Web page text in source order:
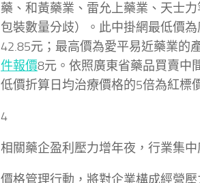
藥、和黃藥業、雷允上藥業、天士
包裝數量分歧）。此中掛網最低價
42.85元；最高價為愛平易近藥業的
件報價8元。依照廣東省藥品買賣中
低價折算日均治療價格的5倍為紅標
4
相關藥企盈利壓力增年夜，行業集中
價格管理行動，將對企業構成經營